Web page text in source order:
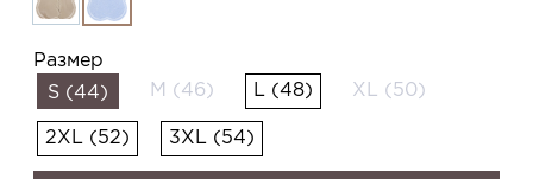
Размер
S (44)
M (46) L (48) XL (50)
2XL (52) 3XL (54)